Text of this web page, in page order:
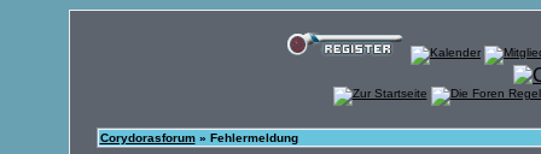
Corydorasforum» Fehlermeldung